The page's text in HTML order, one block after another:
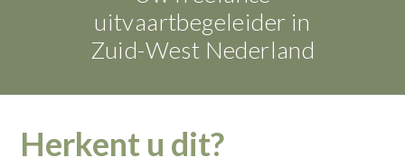
uitvaartbegeleider in
Zuid-West Nederland
Herkent u dit?